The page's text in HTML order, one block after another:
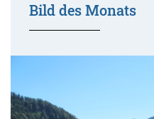
Bild des Monats